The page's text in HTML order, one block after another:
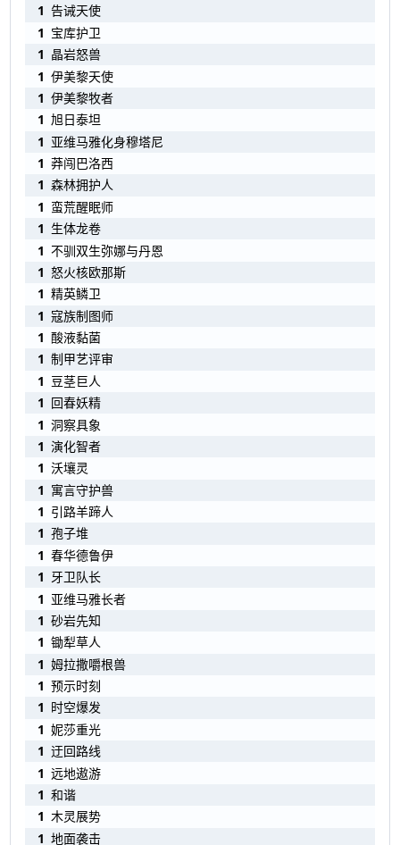
1 告诫天使
1 宝库护卫
1 晶岩怒兽
1 伊美黎天使
1 伊美黎牧者
1 旭日泰坦
1 亚维马雅化身穆塔尼
1 莽闯巴洛西
1 森林拥护人
1 蛮荒醒眠师
1 生体龙卷
1 不驯双生弥娜与丹恩
1 怒火核欧那斯
1 精英鳞卫
1 寇族制图师
1 酸液黏菌
1 制甲艺评审
1 豆茎巨人
1 回春妖精
1 洞察具象
1 演化智者
1 沃壤灵
1 寓言守护兽
1 引路羊蹄人
1 孢子堆
1 春华德鲁伊
1 牙卫队长
1 亚维马雅长者
1 砂岩先知
1 锄犁草人
1 姆拉撒嚼根兽
1 预示时刻
1 时空爆发
1 妮莎重光
1 迂回路线
1 远地遨游
1 和谐
1 木灵展势
1 地面袭击